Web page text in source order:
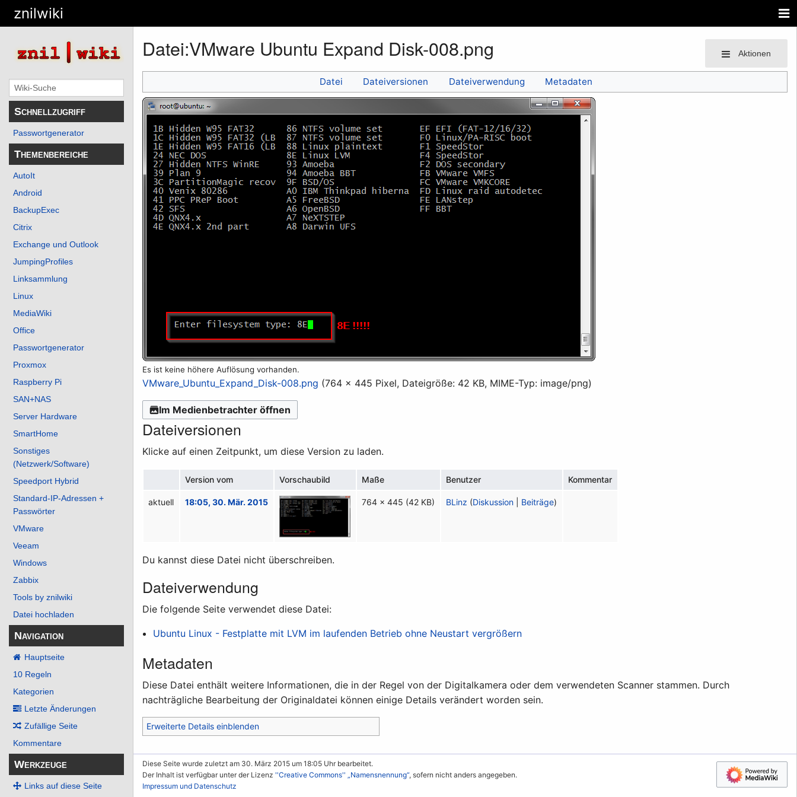
znilwiki
Schnellzugriff
Passwortgenerator
Themenbereiche
AutoIt
Android
BackupExec
Citrix
Exchange und Outlook
JumpingProfiles
Linksammlung
Linux
MediaWiki
Office
Passwortgenerator
Proxmox
Raspberry Pi
SAN+NAS
Server Hardware
SmartHome
Sonstiges
(Netzwerk/Software)
Speedport Hybrid
Standard-IP-Adressen +
Passwörter
VMware
Veeam
Windows
Zabbix
Tools by znilwiki
Datei hochladen
Navigation
Hauptseite
10 Regeln
Kategorien
Letzte Änderungen
Zufällige Seite
Kommentare
Werkzeuge
Links auf diese Seite
Aktionen
Datei:VMware Ubuntu Expand Disk-008.png
Datei Dateiversionen Dateiverwendung Metadaten
Es ist keine höhere Auflösung vorhanden.
VMware_Ubuntu_Expand_Disk-008.png (764 × 445 Pixel, Dateigröße: 42 KB, MIME-Typ: image/png)
Im Medienbetrachter öffnen
Dateiversionen
Klicke auf einen Zeitpunkt, um diese Version zu laden.
Version vom Vorschaubild Maße Benutzer Kommentar
aktuell 18:05, 30. Mär. 2015 764 × 445 (42 KB) BLinz (Diskussion Beiträge)
Du kannst diese Datei nicht überschreiben.
Dateiverwendung
Die folgende Seite verwendet diese Datei:
Ubuntu Linux - Festplatte mit LVM im laufenden Betrieb ohne Neustart vergrößern
Metadaten
Diese Datei enthält weitere Informationen, die in der Regel von der Digitalkamera oder dem verwendeten Scanner stammen. Durch
nachträgliche Bearbeitung der Originaldatei können einige Details verändert worden sein.
Erweiterte Details einblenden
Diese Seite wurde zuletzt am 30. März 2015 um 18:05 Uhr bearbeitet.
Der Inhalt ist verfügbar unter der Lizenz''Creative Commons'' „Namensnennung“, sofern nicht anders angegeben.
Impressum und Datenschutz